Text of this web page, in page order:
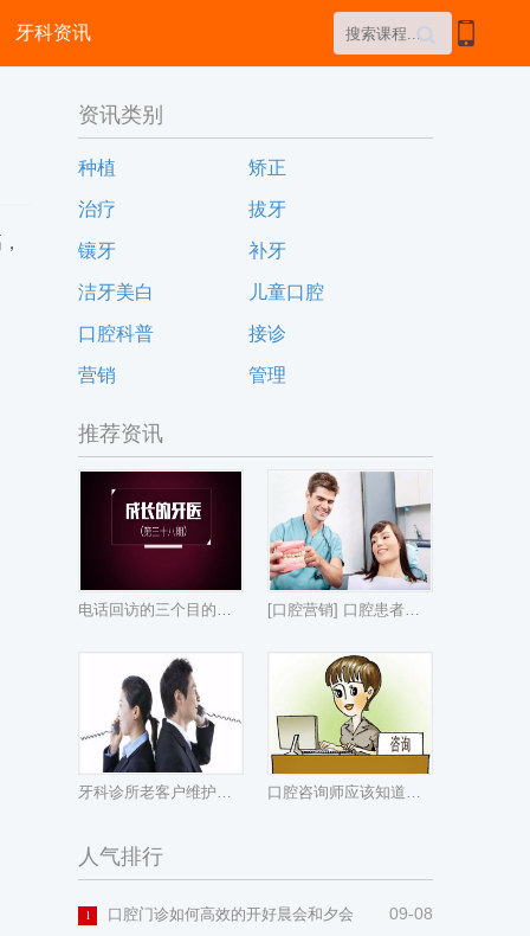
牙科资讯 

资讯类别
种植 矫正
治疗 拔牙
镶牙 补牙
洁牙美白 儿童口腔
口腔科普 接诊
营销 管理
推荐资讯
电话回访的三个目的，你可能只完成了一个！ [口腔营销] 口腔患者觉得价格贵？我们应该怎么处理？
牙科诊所老客户维护开发的意义? 口腔咨询师应该知道这些!
人气排行
09-08
1 口腔门诊如何高效的开好晨会和夕会